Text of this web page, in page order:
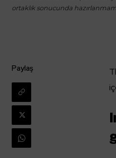
ortaklık sonucunda
Paylaş